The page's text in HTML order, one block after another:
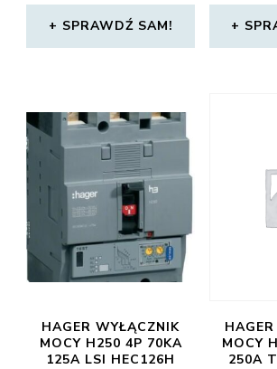
SPRAWDŹ SAM!
HAGER WYŁĄCZNIK
MOCY H250 4P 70KA
125A LSI HEC126H
MOCY
250A